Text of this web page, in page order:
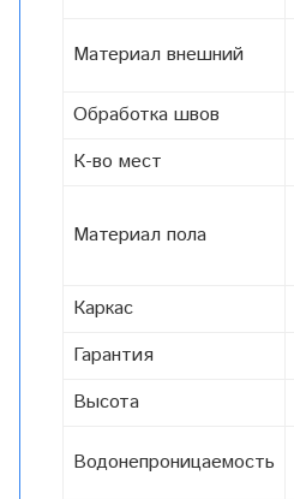
Материал внешний
Обработка швов
К-во мест
Материал пола
Каркас
Гарантия
Высота
Водонепроницаемость